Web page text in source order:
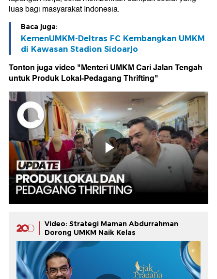
luas bagi masyarakat Indonesia.
Baca juga:
KemenUMKM-Deltras FC Kembangkan UMKM
di Kawasan Stadion Sidoarjo
Tonton juga video "Menteri UMKM Cari Jalan Tengah
untuk Produk Lokal-Pedagang Thrifting"
Video: Strategi Maman Abdurrahman
Dorong UMKM Naik Kelas